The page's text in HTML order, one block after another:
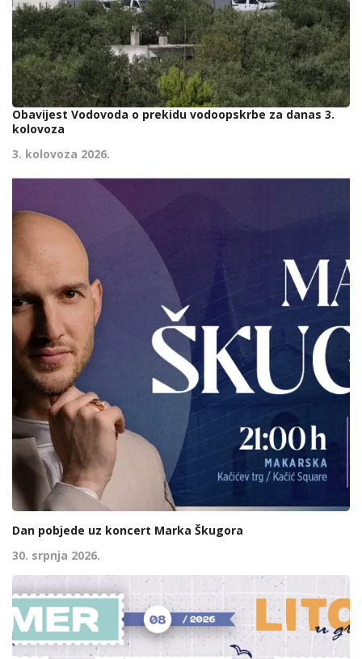
Obavijest Vodovoda o prekidu vodoopskrbe za danas 3.
kolovoza
3. kolovoza 2026.
Dan pobjede uz koncert Marka Škugora
30. srpnja 2026.